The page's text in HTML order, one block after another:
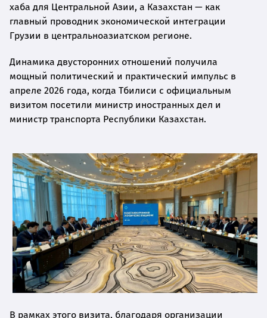
хаба для Центральной Азии, а Казахстан — как
главный проводник экономической интеграции
Грузии в центральноазиатском регионе.
Динамика двусторонних отношений получила
мощный политический и практический импульс в
апреле 2026 года, когда Тбилиси с официальным
визитом посетили министр иностранных дел и
министр транспорта Республики Казахстан.
В рамках этого визита, благодаря организации